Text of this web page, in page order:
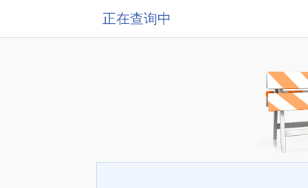
正在查询中